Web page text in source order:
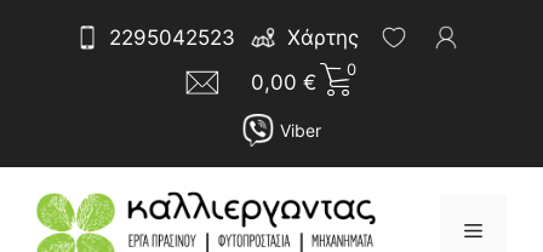
2295042523
Χάρτης
0,00 €
0
Viber
Μενού